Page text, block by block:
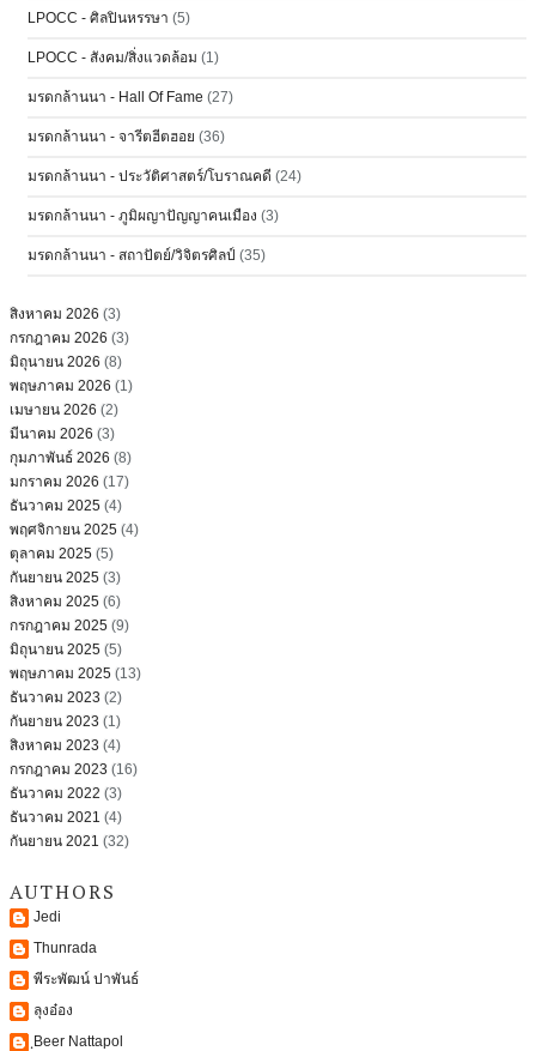
LPOCC - ศิลปินหรรษา (5)
LPOCC - สังคม/สิ่งแวดล้อม (1)
มรดกล้านนา - Hall Of Fame (27)
มรดกล้านนา - จารีตฮีตฮอย (36)
มรดกล้านนา - ประวัติศาสตร์/โบราณคดี (24)
มรดกล้านนา - ภูมิผญาปัญญาคนเมือง (3)
มรดกล้านนา - สถาปัตย์/วิจิตรศิลป์ (35)
สิงหาคม 2026 (3)
กรกฎาคม 2026 (3)
มิถุนายน 2026 (8)
พฤษภาคม 2026 (1)
เมษายน 2026 (2)
มีนาคม 2026 (3)
กุมภาพันธ์ 2026 (8)
มกราคม 2026 (17)
ธันวาคม 2025 (4)
พฤศจิกายน 2025 (4)
ตุลาคม 2025 (5)
กันยายน 2025 (3)
สิงหาคม 2025 (6)
กรกฎาคม 2025 (9)
มิถุนายน 2025 (5)
พฤษภาคม 2025 (13)
ธันวาคม 2023 (2)
กันยายน 2023 (1)
สิงหาคม 2023 (4)
กรกฎาคม 2023 (16)
ธันวาคม 2022 (3)
ธันวาคม 2021 (4)
กันยายน 2021 (32)
AUTHORS
Jedi
Thunrada
พีระพัฒน์ ปาพันธ์
ลุงอ๋อง
ฺBeer Nattapol